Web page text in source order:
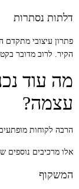
דלתות נסתרות
פתרון עיצובי מתקדם
הקיר. לרוב מדובר
מה עוד
עצמה?
הרבה לקוחות
אלו מרכיבים נוספים
המשקוף